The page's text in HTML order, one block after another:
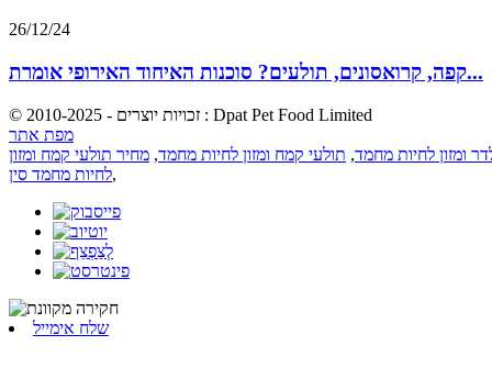
26/12/24
קפה, קרואסונים, תולעים? סוכנות האיחוד האירופי אומרת...
© זכויות יוצרים - 2010-2025 : Dpat Pet Food Limited
מפת אתר
ומזון לחיות מחמד, תולעי קמח ומזון לחיות מחמד, מחיר תולעי קמח ומזון
לחיות מחמד סין,
שלח אימייל